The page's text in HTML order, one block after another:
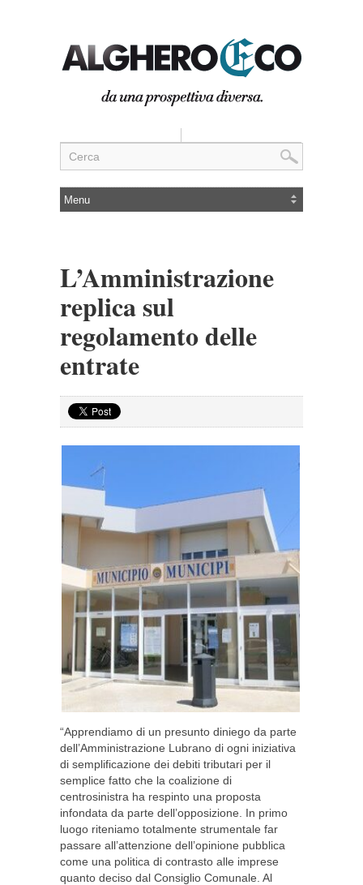
L’Amministrazione
replica sul
regolamento delle
entrate
“Apprendiamo di un presunto diniego da parte
dell’Amministrazione Lubrano di ogni iniziativa
di semplificazione dei debiti tributari per il
semplice fatto che la coalizione di
centrosinistra ha respinto una proposta
infondata da parte dell’opposizione. In primo
luogo riteniamo totalmente strumentale far
passare all’attenzione dell’opinione pubblica
come una politica di contrasto alle imprese
quanto deciso dal Consiglio Comunale. Al